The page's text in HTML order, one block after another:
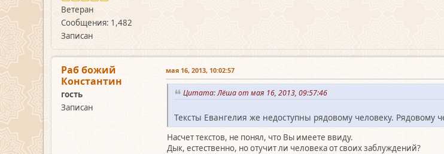
Ветеран
Сообщения: 1,482
Записан
Раб божий
Константин
гость
Записан
мая 16, 2013, 10:02:57
Цитата: Лёша от мая 16, 2013, 09:57:46
Тексты Евангелия же недоступны рядовому человеку.
Насчет текстов, не понял, что Вы имеете ввиду.
Дык, естественно, но отучит ли человека от своих заблуждений?